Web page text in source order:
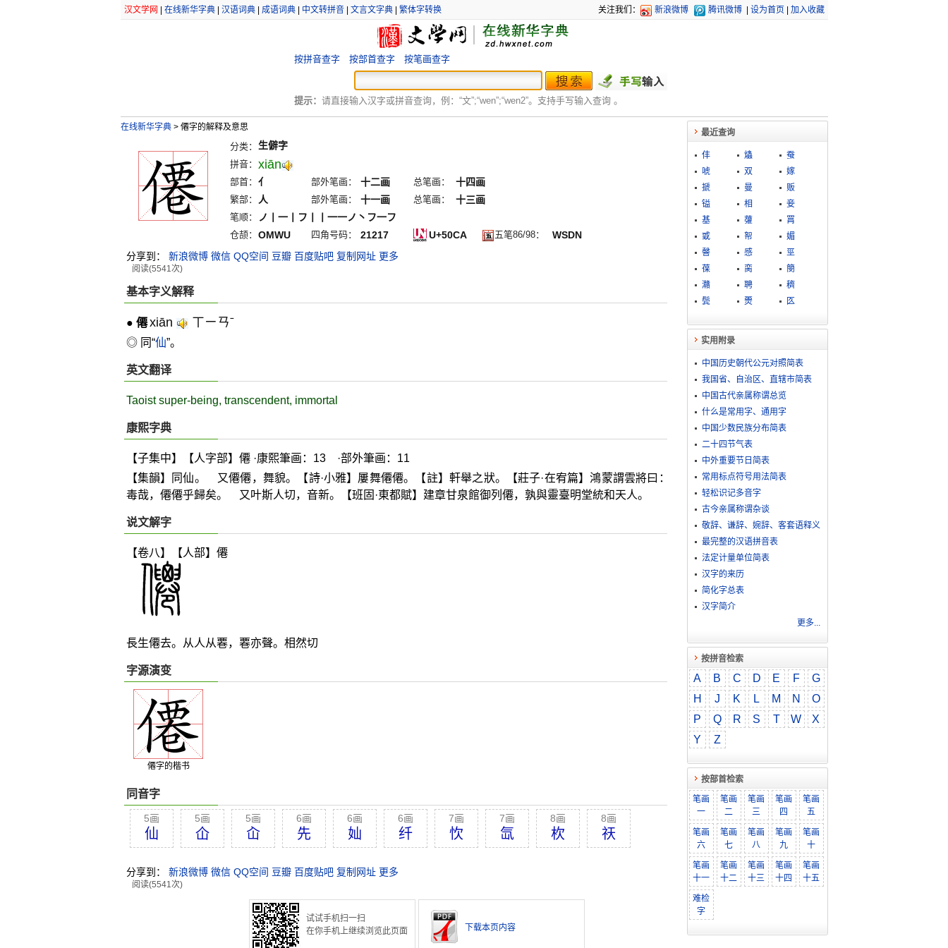
汉文学网 在线新华字典| 汉语词典| 成语词典| 中文转拼音| 文言文字典| 繁体字转换 关注我们： 新浪微博 腾讯微博 设为首页 加入收藏
按拼音查字 按部首查字 按笔画查字
提示： 请直接输入汉字或拼音查询，例：“文”;“wen”;“wen2”。支持手写输入查询 。
在线新华字典 >僊字的解释及意思
分类： 生僻字
拼音： xiān
部首： 亻 部外笔画： 十二画 总笔画： 十四画
繁部： 人 部外笔画： 十一画 总笔画： 十三画
笔顺： ノ丨一丨フ丨丨一一ノ丶フ一フ
仓颉： OMWU 四角号码： 21217 U+50CA 五笔86/98：
WSDN
分享到：
新浪微博 微信 QQ空间 豆瓣 百度贴吧 复制网址 更多
阅读(5541次)
基本字义解释
● 僊 xiān ㄒㄧㄢˉ
◎ 同“仙”。
英文翻译
Taoist super-being, transcendent, immortal
康熙字典
【子集中】【人字部】僊 ·康熙筆画：13 ·部外筆画：11
【集韻】同仙。 又僊僊，舞貌。【詩·小雅】屢舞僊僊。【註】軒舉之狀。【莊子·在宥篇】鴻蒙謂雲將曰：
毒哉，僊僊乎歸矣。 又叶斯人切，音新。【班固·東都賦】建章甘泉館御列僊，孰與靈臺明堂統和天人。
说文解字
【卷八】【人部】 僊
長生僊去。从人从䙴， 䙴亦聲。相然切
字源演变
僊字的楷书
同音字
5画
仙
5画
仚
5画
屳
6画
先
6画
奾
6画
纤
7画
忺
7画
氙
8画
杴
8画
祆
分享到： 新浪微博 微信 QQ空间 豆瓣 百度贴吧 复制网址 更多
阅读(5541次)
试试手机扫一扫
在你手机上继续浏览此页面
下载本页内容
最近查询
仹 爞
蚕
唬
双
嫁
搋
曼
贩
镒
相
妾
基
虇
罥
戜
帤
媚
韾
感
巠
葆
脔
簢
灨
聘
穧
鬓
燛 匛
实用附录
中国历史朝代公元对照简表
我国省、自治区、直辖市简表
中国古代亲属称谓总览
什么是常用字、通用字
中国少数民族分布简表
二十四节气表
中外重要节日简表
常用标点符号用法简表
轻松识记多音字
古今亲属称谓杂谈
敬​辞​、​谦​辞​、​婉​辞​、​客​套​语​释​义
最完整的汉语拼音表
法定计量单位简表
汉字的来历
简化字总表
汉字简介
更多...
按拼音检索
A B C D E F
G
H
J K L M N
O
P
Q R S T W
X
Y
Z
按部首检索
笔画
一
笔画
二
笔画
三
笔画
四
笔画
五
笔画
六
笔画
七
笔画
八
笔画
九
笔画
十
笔画
十一
笔画
十二
笔画
十三
笔画
十四
笔画
十五
难检
字